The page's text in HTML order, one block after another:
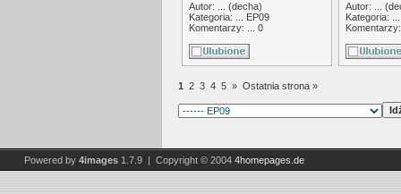
Autor: ... (decha)
Kategoria: ... EP09
Komentarzy: ... 0
Autor: ... (
Kategoria:
1 2 3 4 5 » Ostatnia strona »
Powered by 4images 1.7.9 | Copyright © 2004 4homepages.de